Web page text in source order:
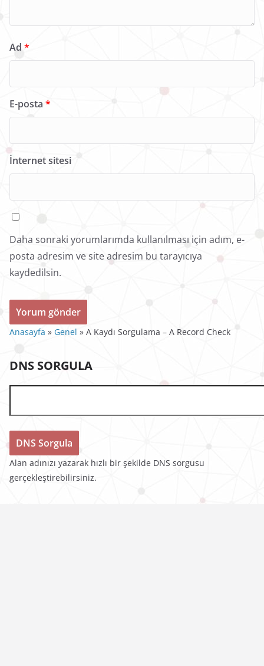
Ad *
E-posta *
İnternet sitesi
Daha sonraki yorumlarımda kullanılması için adım, e-
posta adresim ve site adresim bu tarayıcıya
kaydedilsin.
Anasayfa » Genel » A Kaydı Sorgulama – A Record Check
DNS SORGULA
Alan adınızı yazarak hızlı bir şekilde DNS sorgusu
gerçekleştirebilirsiniz.